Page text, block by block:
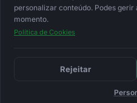
© 2026 Ecolivros. Todos os direitos
personalizar conteúdo. Podes
momento.
Política de Cookies
Rejeitar